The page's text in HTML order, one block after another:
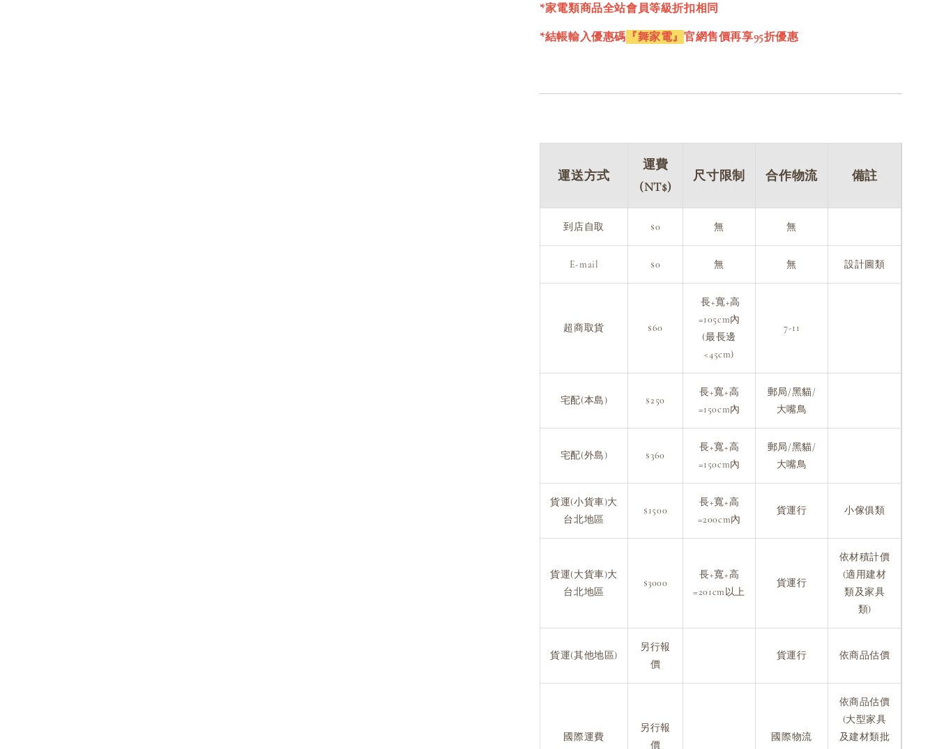
*家電類商品全站會員等級折扣相同
*結帳輸入優惠碼 『舞家電』 官網售價再享95折優惠
運送方式
運費
(NT$)
尺寸限制 合作物流 備註
到店自取 $0 無 無
E-mail $0 無 無 設計圖類
超商取貨 $60
長+寬+高
=105cm內
(最長邊
<45cm)
7-11
宅配(本島) $250
長+寬+高
=150cm內
郵局/黑貓/
大嘴鳥
宅配(外島) $360
長+寬+高
=150cm內
郵局/黑貓/
大嘴鳥
貨運(小貨車)大
台北地區
$1500
長+寬+高
=200cm內
貨運行 小傢俱類
貨運(大貨車)大
台北地區
$3000
長+寬+高
=201cm以上
貨運行
依材積計價
(適用建材
類及家具
類)
貨運(其他地區)
另行報
價
貨運行 依商品估價
國際運費
另行報
價
國際物流
依商品估價
(大型家具
及建材類批